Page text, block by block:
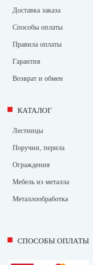
Доставка заказа
Способы оплаты
Правила оплаты
Гарантия
Возврат и обмен
КАТАЛОГ
Лестницы
Поручни, перила
Ограждения
Мебель из металла
Металлообработка
СПОСОБЫ ОПЛАТЫ